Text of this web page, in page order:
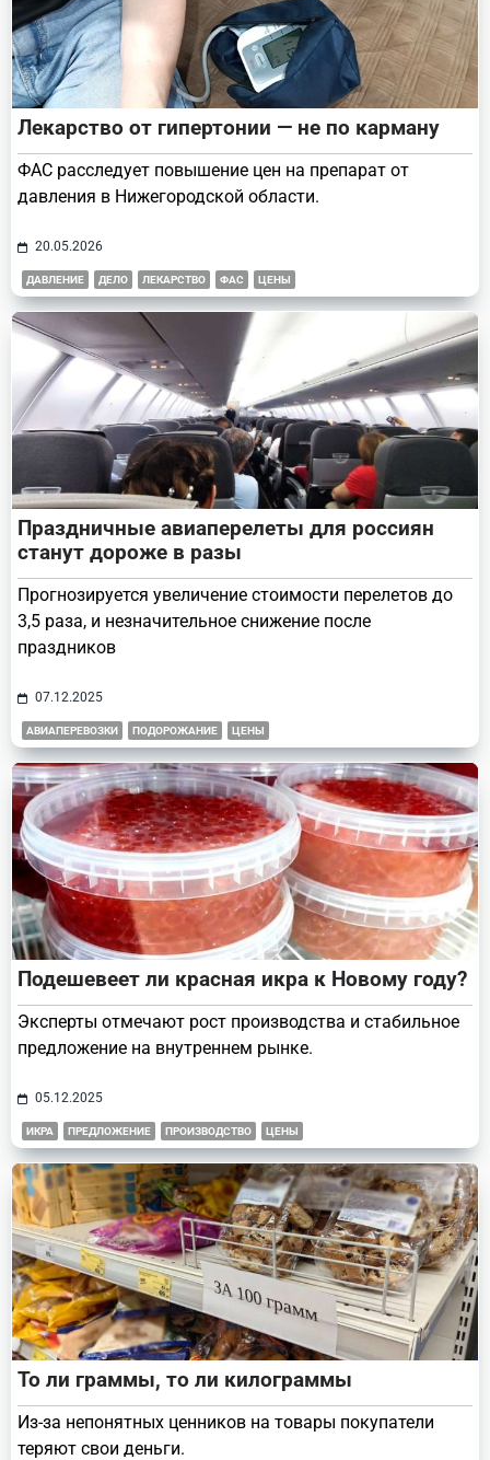
Лекарство от гипертонии — не по карману
ФАС расследует повышение цен на препарат от
давления в Нижегородской области.
20.05.2026
ДАВЛЕНИЕ ДЕЛО ЛЕКАРСТВО ФАС ЦЕНЫ
Праздничные авиаперелеты для россиян
станут дороже в разы
Прогнозируется увеличение стоимости перелетов до
3,5 раза, и незначительное снижение после
праздников
07.12.2025
АВИАПЕРЕВОЗКИ ПОДОРОЖАНИЕ ЦЕНЫ
Подешевеет ли красная икра к Новому году?
Эксперты отмечают рост производства и стабильное
предложение на внутреннем рынке.
05.12.2025
ИКРА ПРЕДЛОЖЕНИЕ ПРОИЗВОДСТВО ЦЕНЫ
То ли граммы, то ли килограммы
Из-за непонятных ценников на товары покупатели
теряют свои деньги.